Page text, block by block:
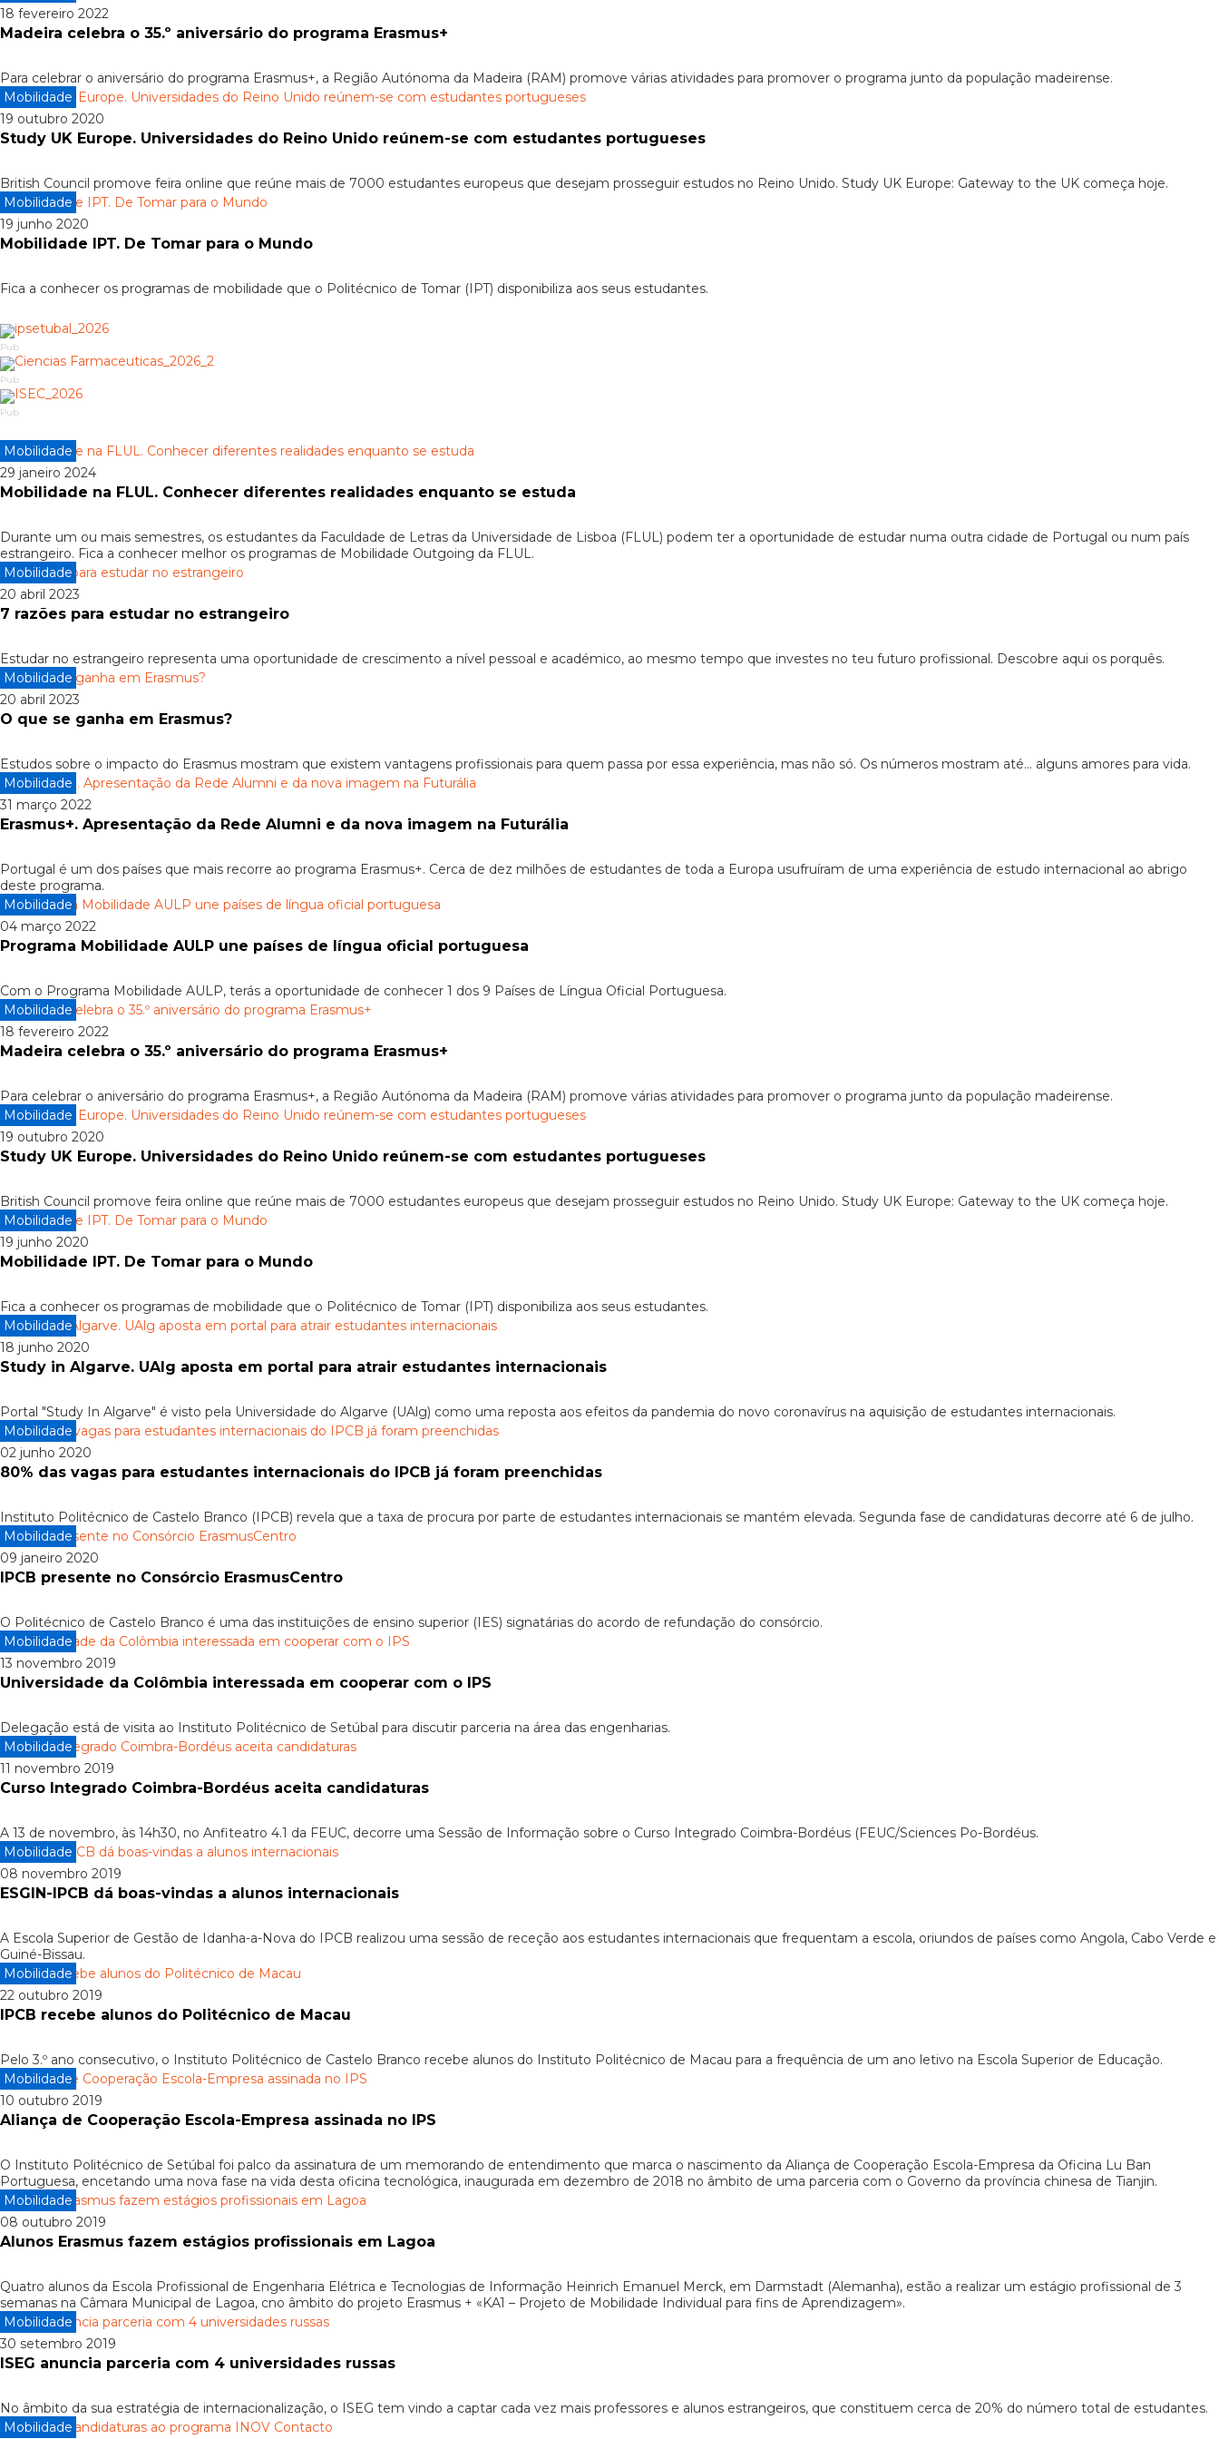
18 fevereiro 2022
Madeira celebra o 35.º aniversário do programa Erasmus+
Para celebrar o aniversário do programa Erasmus+, a Região Autónoma da Madeira (RAM) promove várias atividades para promover o programa junto da população madeirense.
Mobilidade
19 outubro 2020
Study UK Europe. Universidades do Reino Unido reúnem-se com estudantes portugueses
British Council promove feira online que reúne mais de 7000 estudantes europeus que desejam prosseguir estudos no Reino Unido. Study UK Europe: Gateway to the UK começa hoje.
Mobilidade
19 junho 2020
Mobilidade IPT. De Tomar para o Mundo
Fica a conhecer os programas de mobilidade que o Politécnico de Tomar (IPT) disponibiliza aos seus estudantes.
Pub
Pub
Pub
Mobilidade
29 janeiro 2024
Mobilidade na FLUL. Conhecer diferentes realidades enquanto se estuda
Durante um ou mais semestres, os estudantes da Faculdade de Letras da Universidade de Lisboa (FLUL) podem ter a oportunidade de estudar numa outra cidade de Portugal ou num país
estrangeiro. Fica a conhecer melhor os programas de Mobilidade Outgoing da FLUL.
Mobilidade
20 abril 2023
7 razões para estudar no estrangeiro
Estudar no estrangeiro representa uma oportunidade de crescimento a nível pessoal e académico, ao mesmo tempo que investes no teu futuro profissional. Descobre aqui os porquês.
Mobilidade
20 abril 2023
O que se ganha em Erasmus?
Estudos sobre o impacto do Erasmus mostram que existem vantagens profissionais para quem passa por essa experiência, mas não só. Os números mostram até… alguns amores para vida.
Mobilidade
31 março 2022
Erasmus+. Apresentação da Rede Alumni e da nova imagem na Futurália
Portugal é um dos países que mais recorre ao programa Erasmus+. Cerca de dez milhões de estudantes de toda a Europa usufruíram de uma experiência de estudo internacional ao abrigo
deste programa.
Mobilidade
04 março 2022
Programa Mobilidade AULP une países de língua oficial portuguesa
Com o Programa Mobilidade AULP, terás a oportunidade de conhecer 1 dos 9 Países de Língua Oficial Portuguesa.
Mobilidade
18 fevereiro 2022
Madeira celebra o 35.º aniversário do programa Erasmus+
Para celebrar o aniversário do programa Erasmus+, a Região Autónoma da Madeira (RAM) promove várias atividades para promover o programa junto da população madeirense.
Mobilidade
19 outubro 2020
Study UK Europe. Universidades do Reino Unido reúnem-se com estudantes portugueses
British Council promove feira online que reúne mais de 7000 estudantes europeus que desejam prosseguir estudos no Reino Unido. Study UK Europe: Gateway to the UK começa hoje.
Mobilidade
19 junho 2020
Mobilidade IPT. De Tomar para o Mundo
Fica a conhecer os programas de mobilidade que o Politécnico de Tomar (IPT) disponibiliza aos seus estudantes.
Mobilidade
18 junho 2020
Study in Algarve. UAlg aposta em portal para atrair estudantes internacionais
Portal "Study In Algarve" é visto pela Universidade do Algarve (UAlg) como uma reposta aos efeitos da pandemia do novo coronavírus na aquisição de estudantes internacionais.
Mobilidade
02 junho 2020
80% das vagas para estudantes internacionais do IPCB já foram preenchidas
Instituto Politécnico de Castelo Branco (IPCB) revela que a taxa de procura por parte de estudantes internacionais se mantém elevada. Segunda fase de candidaturas decorre até 6 de julho.
Mobilidade
09 janeiro 2020
IPCB presente no Consórcio ErasmusCentro
O Politécnico de Castelo Branco é uma das instituições de ensino superior (IES) signatárias do acordo de refundação do consórcio.
Mobilidade
13 novembro 2019
Universidade da Colômbia interessada em cooperar com o IPS
Delegação está de visita ao Instituto Politécnico de Setúbal para discutir parceria na área das engenharias.
Mobilidade
11 novembro 2019
Curso Integrado Coimbra-Bordéus aceita candidaturas
A 13 de novembro, às 14h30, no Anfiteatro 4.1 da FEUC, decorre uma Sessão de Informação sobre o Curso Integrado Coimbra-Bordéus (FEUC/Sciences Po-Bordéus.
Mobilidade
08 novembro 2019
ESGIN-IPCB dá boas-vindas a alunos internacionais
A Escola Superior de Gestão de Idanha-a-Nova do IPCB realizou uma sessão de receção aos estudantes internacionais que frequentam a escola, oriundos de países como Angola, Cabo Verde e
Guiné-Bissau.
Mobilidade
22 outubro 2019
IPCB recebe alunos do Politécnico de Macau
Pelo 3.º ano consecutivo, o Instituto Politécnico de Castelo Branco recebe alunos do Instituto Politécnico de Macau para a frequência de um ano letivo na Escola Superior de Educação.
Mobilidade
10 outubro 2019
Aliança de Cooperação Escola-Empresa assinada no IPS
O Instituto Politécnico de Setúbal foi palco da assinatura de um memorando de entendimento que marca o nascimento da Aliança de Cooperação Escola-Empresa da Oficina Lu Ban
Portuguesa, encetando uma nova fase na vida desta oficina tecnológica, inaugurada em dezembro de 2018 no âmbito de uma parceria com o Governo da província chinesa de Tianjin.
Mobilidade
08 outubro 2019
Alunos Erasmus fazem estágios profissionais em Lagoa
Quatro alunos da Escola Profissional de Engenharia Elétrica e Tecnologias de Informação Heinrich Emanuel Merck, em Darmstadt (Alemanha), estão a realizar um estágio profissional de 3
semanas na Câmara Municipal de Lagoa, cno âmbito do projeto Erasmus + «KA1 – Projeto de Mobilidade Individual para fins de Aprendizagem».
Mobilidade
30 setembro 2019
ISEG anuncia parceria com 4 universidades russas
No âmbito da sua estratégia de internacionalização, o ISEG tem vindo a captar cada vez mais professores e alunos estrangeiros, que constituem cerca de 20% do número total de estudantes.
Mobilidade